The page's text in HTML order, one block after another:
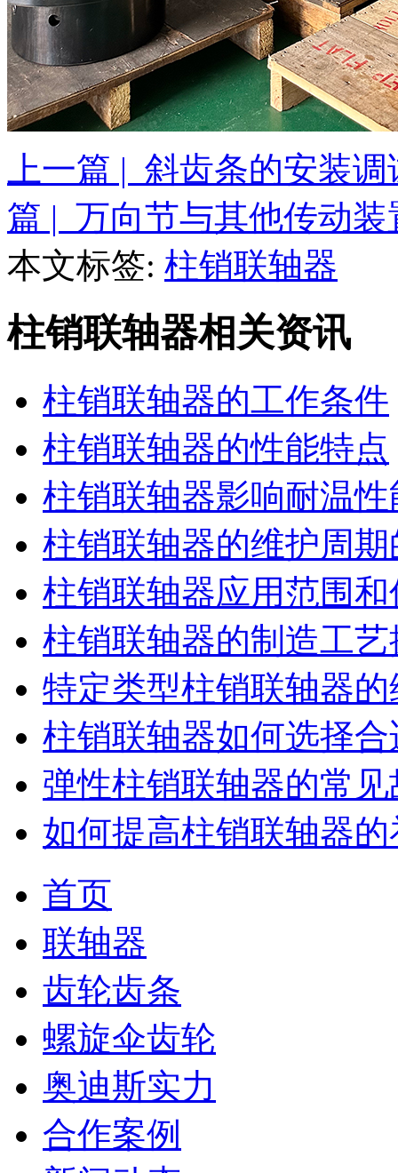
上一篇 | 斜齿条的安装
篇 | 万向节与其他传动装
本文标签: 柱销联轴器
柱销联轴器相关资讯
柱销联轴器的工作条件
柱销联轴器的性能特点
柱销联轴器影响耐温
柱销联轴器的维护周
柱销联轴器应用范围
柱销联轴器的制造工艺
特定类型柱销联轴器
柱销联轴器如何选择
弹性柱销联轴器的常
如何提高柱销联轴器
首页
联轴器
齿轮齿条
螺旋伞齿轮
奥迪斯实力
合作案例